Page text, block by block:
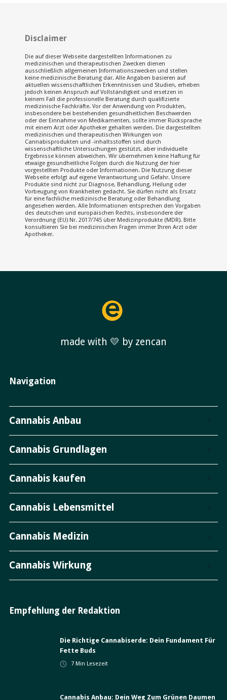
Disclaimer
Die auf dieser Webseite dargestellten Informationen zu
medizinischen und therapeutischen Zwecken dienen
ausschließlich allgemeinen Informationszwecken und stellen
keine medizinische Beratung dar. Alle Angaben basieren auf
aktuellen wissenschaftlichen Erkenntnissen und Studien, erheben
jedoch keinen Anspruch auf Vollständigkeit und ersetzen in
keinem Fall die professionelle Beratung durch qualifizierte
medizinische Fachkräfte. Vor der Anwendung von Produkten,
insbesondere bei bestehenden gesundheitlichen Beschwerden
oder der Einnahme von Medikamenten, sollte immer Rücksprache
mit einem Arzt oder Apotheker gehalten werden. Die dargestellten
medizinischen und therapeutischen Wirkungen von
Cannabisprodukten und -inhaltsstoffen sind durch
wissenschaftliche Untersuchungen gestützt, aber individuelle
Ergebnisse können abweichen. Wir übernehmen keine Haftung für
etwaige gesundheitliche Folgen durch die Nutzung der hier
vorgestellten Produkte oder Informationen. Die Nutzung dieser
Webseite erfolgt auf eigene Verantwortung und Gefahr. Unsere
Produkte sind nicht zur Diagnose, Behandlung, Heilung oder
Vorbeugung von Krankheiten gedacht. Sie dürfen nicht als Ersatz
für eine fachliche medizinische Beratung oder Behandlung
angesehen werden. Alle Informationen entsprechen den Vorgaben
des deutschen und europäischen Rechts, insbesondere der
Verordnung (EU) Nr. 2017/745 über Medizinprodukte (MDR). Bitte
konsultieren Sie bei medizinischen Fragen immer Ihren Arzt oder
Apotheker.
made with 💛 by zencan
Navigation
Cannabis Anbau
Cannabis Grundlagen
Cannabis kaufen
Cannabis Lebensmittel
Cannabis Medizin
Cannabis Wirkung
Empfehlung der Redaktion
Die Richtige Cannabiserde: Dein Fundament Für
Fette Buds
7 Min Lesezeit
Cannabis Anbau: Dein Weg Zum Grünen Daumen